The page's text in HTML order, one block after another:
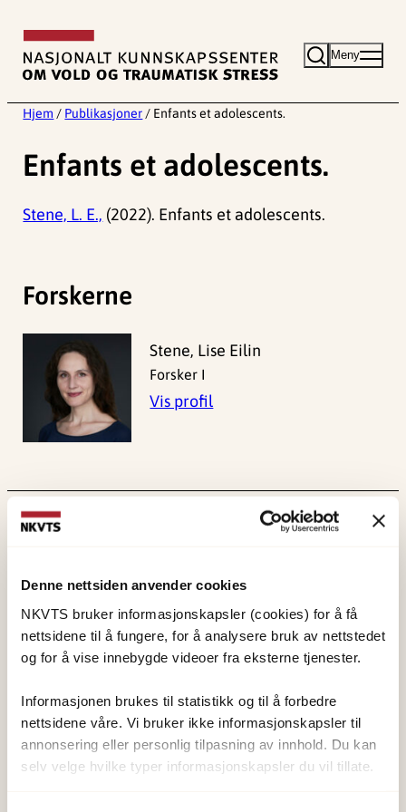
Denne nettsiden anvender cookies
NKVTS bruker informasjonskapsler (cookies) for å få
nettsidene til å fungere, for å analysere bruk av nettstedet
og for å vise innebygde videoer fra eksterne tjenester.
Informasjonen brukes til statistikk og til å forbedre
nettsidene våre. Vi bruker ikke informasjonskapsler til
annonsering eller personlig tilpasning av innhold. Du kan
selv velge hvilke typer informasjonskapsler du vil tillate.
innhold
Meny
Hjem / Publikasjoner / Enfants et adolescents.
Enfants et adolescents.
Stene, L. E., (2022). Enfants et adolescents.
Forskerne
Stene, Lise Eilin
Forsker I
Vis profil
Publisert:
om vold og traumatisk stress. Formålet er å bidra
til å forebygge og redusere de helsemessige og
sosiale konsekvensene som vold og traumatisk